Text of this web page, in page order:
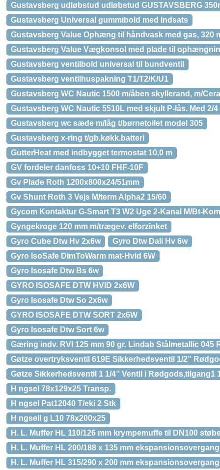
Gustavsberg udløbstud udløbstud GUSTAVSBERG
Gustavsberg Universal gummibold med indsats
Gustavsberg Value Ophæng til håndvask med gas, 320
Gustavsberg Value Vægkonsol med plade til
Gustavsberg ventilbold universal til bundventil
Gustavsberg ventilhuspakning T1/T2/K/U1
Gustavsberg WC Nautic 1500 m/åben skyllerand, m/
Gustavsberg WC Nautic 5510L med skjult P-lås. Med 2/
Gustavsberg wc sæde m/låg t/børnetoilet model 305
Gustavsberg x-ring t/gb.køkk.batteri
GutterHeat med indbygget termostat 10,0 m
GV fordeler danfoss 10+10 FHF-10F
Gv Plade Roth 1200x800x24/51mm
Gv Shunt Roth 3 Vejs M/term Alpha2 15/60
Gycom Kontaktur G-Smart T3 W2 Uge 2-Kanal M/Bt-
Gyngekroge 120 mm m/trægev. elforzinket
Gyro Cube Dtw Hv 2x6w
Gyro Dtw Dali Hv 6w
Gyro IsoSafe DimToWarm mat-Hvid 6W
Gyro Isosafe Dtw Bs 6w
GYRO ISOSAFE DTW HVID 2x6W
Gyro Isosafe Dtw So 2x6w
GYRO ISOSAFE DTW SORT 2x6W
Gyro Isosafe Dtw Sort 6w
Gæring indv. RVI 125 mm 90 gr. Lindab Stålmetallic 045
Gøtze overtryksventil 619E Sikkerhedsventil 1/2”
Gøtze Sikkerhedsventil 1 1/4” Ventil i Rødgods,tilgang1
H ngsel 78x129x25 Transp.
H ngsel Pat12040 T/eki 2 Stk
H ngsell g L10 78x200x25
H. L. Muffer HL 110/126 mm krympemuffe til DN100
H. L. Muffer HL 200/188 x 135 mm
H. L. Muffer HL 315/290 x 200 mm